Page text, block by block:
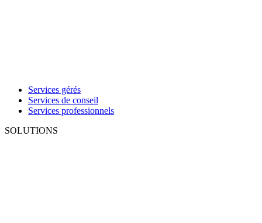
Services gérés
Services de conseil
Services professionnels
SOLUTIONS